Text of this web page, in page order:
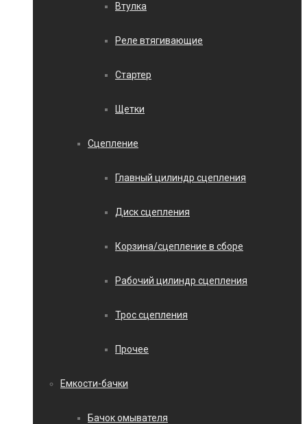
Втулка
Реле втягивающие
Стартер
Щетки
Сцепление
Главный цилиндр сцепления
Диск сцепления
Корзина/сцепление в сборе
Рабочий цилиндр сцепления
Трос сцепления
Прочее
Емкости-бачки
Бачок омывателя